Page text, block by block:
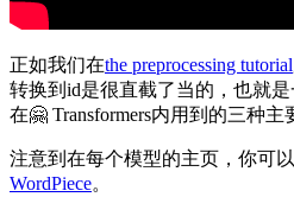
正如我们在the preprocessing tutorial
转换到id是很直截了当的，也就
在🤗 Transformers内用到的三种主
注意到在每个模型的主页，你可
WordPiece。